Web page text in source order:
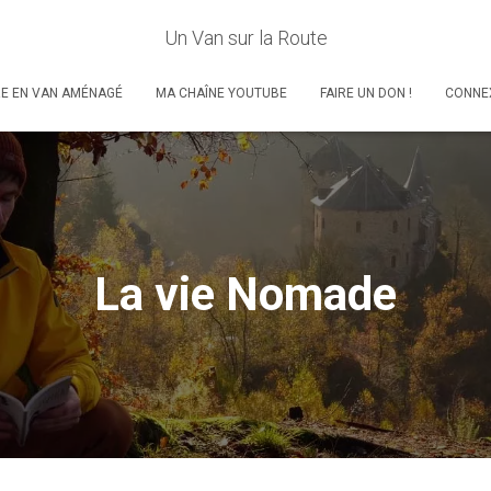
Un Van sur la Route
EN VAN AMÉNAGÉ MA CHAÎNE YOUTUBE FAIRE UN DON !
La vie Nomade